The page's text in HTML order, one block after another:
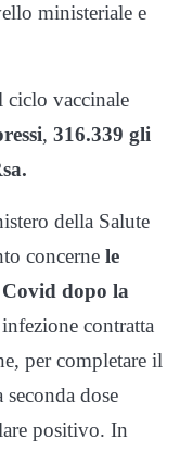
ministeriale e
ciclo vaccinale
, 316.339 gli
della Salute
concerne le
dopo la
contratta
per completare il
dose
positivo. In